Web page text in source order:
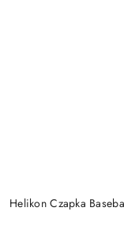
Helikon Czapka